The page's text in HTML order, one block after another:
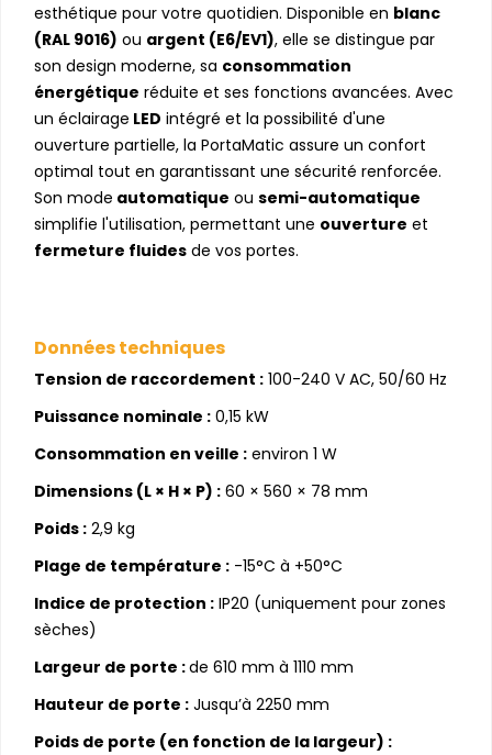
esthétique pour votre quotidien. Disponible en blanc
(RAL 9016) ou argent (E6/EV1), elle se distingue par
son design moderne, sa consommation
énergétique réduite et ses fonctions avancées. Avec
un éclairage LED intégré et la possibilité d'une
ouverture partielle, la PortaMatic assure un confort
optimal tout en garantissant une sécurité renforcée.
Son mode automatique ou semi-automatique
simplifie l'utilisation, permettant une ouverture et
fermeture fluides de vos portes.
Données techniques
Tension de raccordement : 100-240 V AC, 50/60 Hz
Puissance nominale : 0,15 kW
Consommation en veille : environ 1 W
Dimensions (L × H × P) : 60 × 560 × 78 mm
Poids : 2,9 kg
Plage de température : -15°C à +50°C
Indice de protection : IP20 (uniquement pour zones
sèches)
Largeur de porte :de 610 mm à 1110 mm
Hauteur de porte : Jusqu’à 2250 mm
Poids de porte (en fonction de la largeur) :